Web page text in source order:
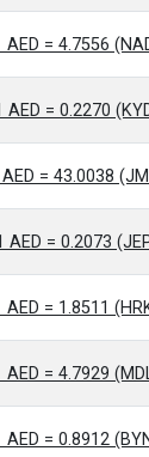
AED = 4.7556
AED = 0.2270
= 43.0038
AED = 0.2073
AED = 1.8511
AED = 4.7929
AED = 0.8912